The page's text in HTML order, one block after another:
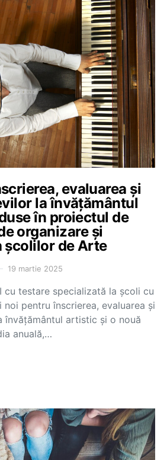
evaluarea și
la învățământul
în proiectul de
organizare și
școlilor de Arte
19 martie 2025
cu testare specializată la școli cu
pentru înscrierea, evaluarea și
învățământul artistic și o nouă
anuală,…